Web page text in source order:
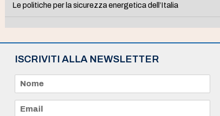
Le politiche per la sicurezza energetica dell’Italia
ISCRIVITI ALLA NEWSLETTER
m
e